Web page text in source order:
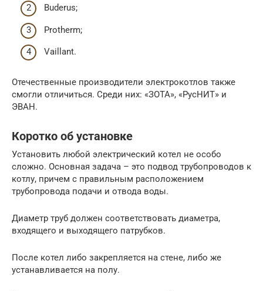
Buderus;
Protherm;
Vaillant.
Отечественные производители электрокотлов также
смогли отличиться. Среди них: «ЗОТА», «РусНИТ» и
ЭВАН.
Коротко об установке
Установить любой электрический котел не особо
сложно. Основная задача – это подвод трубопроводов к
котлу, причем с правильным расположением
трубопровода подачи и отвода воды.
Диаметр труб должен соответствовать диаметра,
входящего и выходящего патрубков.
После котел либо закрепляется на стене, либо же
устанавливается на полу.